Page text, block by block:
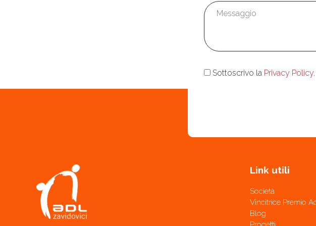
Messaggio
Consenso
Sottoscrivo la Privacy Policy.
Link utili
Società
Vincitrice Premio
Blog